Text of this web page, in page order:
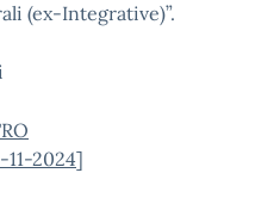
(ex-Integrative)”.
11-2024]